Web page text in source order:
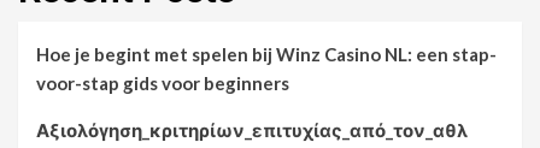
Hoe je begint met spelen bij Winz Casino NL: een stap-
voor-stap gids voor beginners
Αξιολόγηση_κριτηρίων_επιτυχίας_από_τον_αθλ